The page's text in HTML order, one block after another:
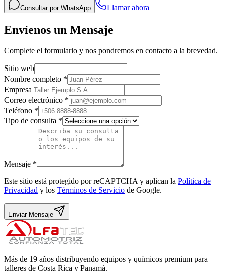
Consultar por WhatsApp Llamar ahora
Envíenos un Mensaje
Complete el formulario y nos pondremos en contacto a la brevedad.
Sitio web
Nombre completo *
Empresa
Correo electrónico *
Teléfono *
Tipo de consulta *
Mensaje *
Este sitio está protegido por reCAPTCHA y aplican la Política de
Privacidad y los Términos de Servicio de Google.
Enviar Mensaje
Más de 19 años distribuyendo equipos y químicos premium para
talleres de Costa Rica y Panamá.